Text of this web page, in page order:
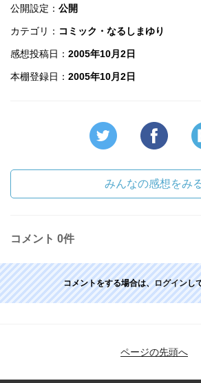
公開設定： 公開
カテゴリ： コミック・なるしまゆり
感想投稿日： 2005年10月2日
本棚登録日： 2005年10月2日
みんなの感想をみ
コメント 0件
コメントをする場合は、ログインし
ページの先頭へ